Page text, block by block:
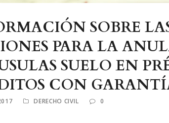
SOBRE
PARA LA
SUELO EN
CON
DERECHO CIVIL 0